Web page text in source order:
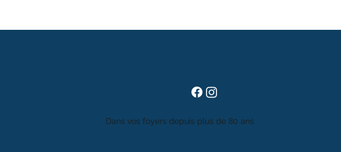
Dans vos foyers depuis plus de 80 ans